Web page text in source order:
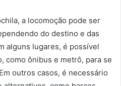
a locomoção pode ser
do destino e das
alguns lugares, é possível
como ônibus e metrô, para se
outros casos, é necessário